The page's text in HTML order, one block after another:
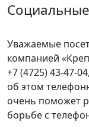
Уважаемые
компанией
+7 (4725) 43-47-
об этом
очень поможет
борьбе с